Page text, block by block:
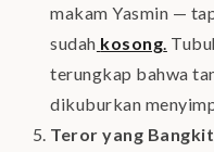
makam Yasmin —
sudah kosong
terungkap bahwa
dikuburkan
Teror yang Bangkit